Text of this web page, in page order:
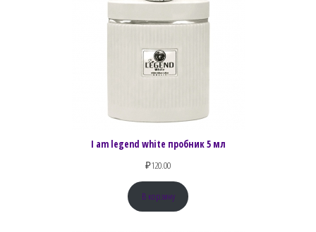
I am legend white пробник 5 мл
₽120.00
В корзину